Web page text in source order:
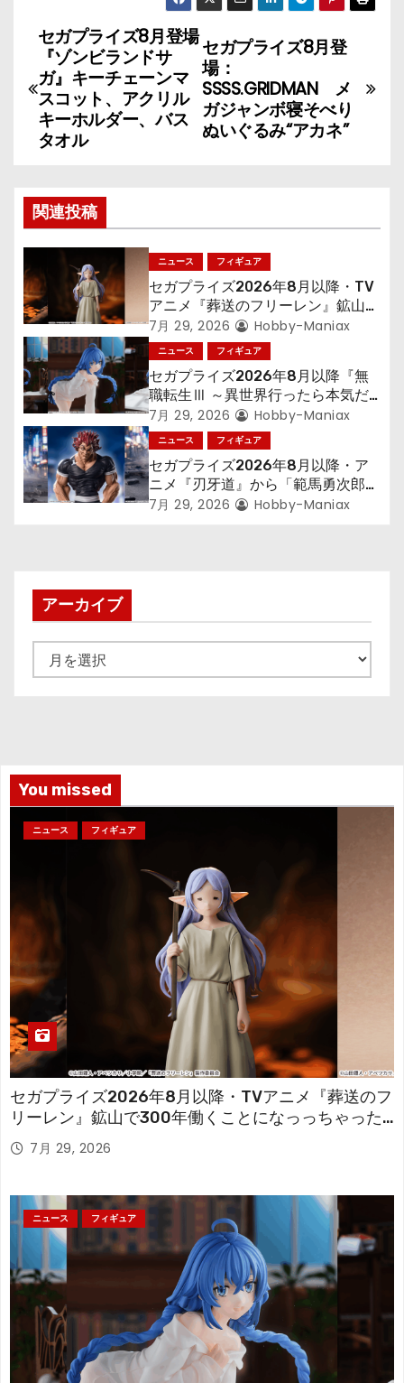
投
稿
ナ
ビ
ゲ
ー
シ
ョ
ン
セガプライズ8月登
場：
SSSS.GRIDMAN メ
ガジャンボ寝そべり
ぬいぐるみ“アカネ”
セガプライズ8月登場
『ゾンビランドサ
ガ』キーチェーンマ
スコット、アクリル
キーホルダー、バス
タオル
関連投稿
ニュース フィギュア
セガプライズ2026年8月以降・TV
アニメ『葬送のフリーレン』鉱山で
300年働くことになっっちゃった
「フリーレン」を立体化！
7月 29, 2026 Hobby-Maniax
ニュース フィギュア
セガプライズ2026年8月以降『無
職転生Ⅲ ～異世界行ったら本気だ
す～』から「ロキシー」のフィギュ
アが登場！
7月 29, 2026 Hobby-Maniax
ニュース フィギュア
セガプライズ2026年8月以降・ア
ニメ『刃牙道』から「範馬勇次郎」
が登場ッッ!!
7月 29, 2026 Hobby-Maniax
アーカイブ
ー
You missed
ニュース フィギュア
セガプライズ2026年8月以降・TVアニメ『葬送のフ
リーレン』鉱山で300年働くことになっっちゃった
「フリーレン」を立体化！
7月 29, 2026
ニュース フィギュア